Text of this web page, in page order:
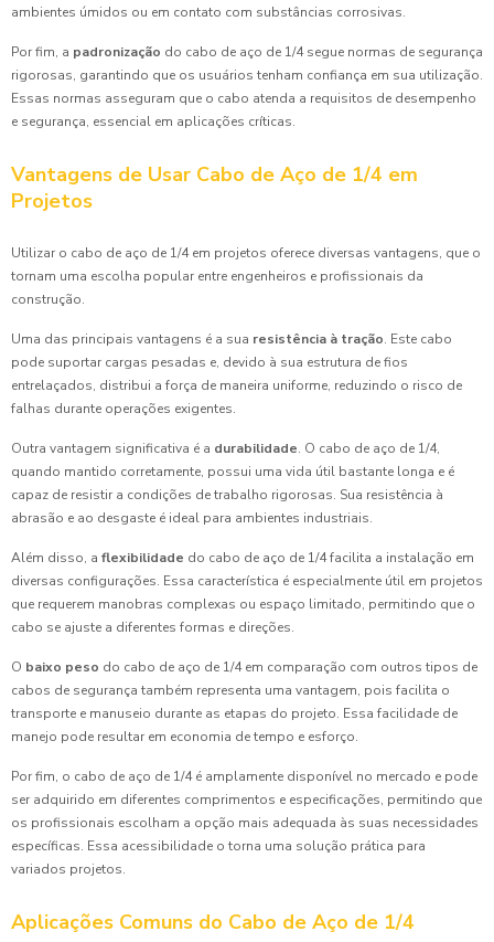
ambientes úmidos ou em contato com substâncias corrosivas.
Por fim, a padronização do cabo de aço de 1/4 segue normas de segurança
rigorosas, garantindo que os usuários tenham confiança em sua utilização.
Essas normas asseguram que o cabo atenda a requisitos de desempenho
e segurança, essencial em aplicações críticas.
Vantagens de Usar Cabo de Aço de 1/4 em
Projetos
Utilizar o cabo de aço de 1/4 em projetos oferece diversas vantagens, que o
tornam uma escolha popular entre engenheiros e profissionais da
construção.
Uma das principais vantagens é a sua resistência à tração. Este cabo
pode suportar cargas pesadas e, devido à sua estrutura de fios
entrelaçados, distribui a força de maneira uniforme, reduzindo o risco de
falhas durante operações exigentes.
Outra vantagem significativa é a durabilidade. O cabo de aço de 1/4,
quando mantido corretamente, possui uma vida útil bastante longa e é
capaz de resistir a condições de trabalho rigorosas. Sua resistência à
abrasão e ao desgaste é ideal para ambientes industriais.
Além disso, a flexibilidade do cabo de aço de 1/4 facilita a instalação em
diversas configurações. Essa característica é especialmente útil em projetos
que requerem manobras complexas ou espaço limitado, permitindo que o
cabo se ajuste a diferentes formas e direções.
O baixo peso do cabo de aço de 1/4 em comparação com outros tipos de
cabos de segurança também representa uma vantagem, pois facilita o
transporte e manuseio durante as etapas do projeto. Essa facilidade de
manejo pode resultar em economia de tempo e esforço.
Por fim, o cabo de aço de 1/4 é amplamente disponível no mercado e pode
ser adquirido em diferentes comprimentos e especificações, permitindo que
os profissionais escolham a opção mais adequada às suas necessidades
específicas. Essa acessibilidade o torna uma solução prática para
variados projetos.
Aplicações Comuns do Cabo de Aço de 1/4